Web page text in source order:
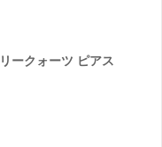
ークォーツ ピアス